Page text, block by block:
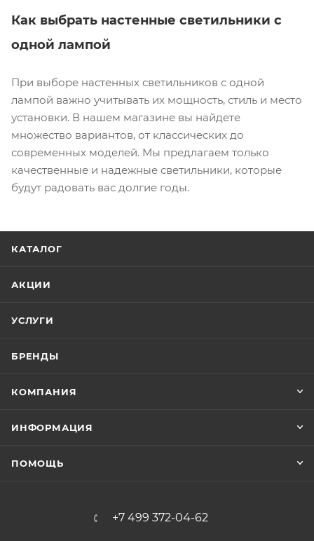
Как выбрать настенные светильники с
одной лампой
При выборе настенных светильников с одной
лампой важно учитывать их мощность, стиль и место
установки. В нашем магазине вы найдете
множество вариантов, от классических до
современных моделей. Мы предлагаем только
качественные и надежные светильники, которые
будут радовать вас долгие годы.
КАТАЛОГ
АКЦИИ
УСЛУГИ
БРЕНДЫ
КОМПАНИЯ
ИНФОРМАЦИЯ
ПОМОЩЬ
+7 499 372-04-62